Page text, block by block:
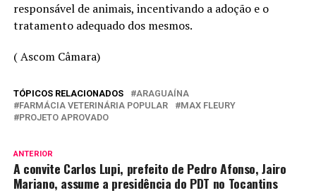
responsável de animais, incentivando a adoção e o
tratamento adequado dos mesmos.
( Ascom Câmara)
TÓPICOS RELACIONADOS
ARAGUAÍNA
FARMÁCIA VETERINÁRIA POPULAR
MAX FLEURY
PROJETO APROVADO
ANTERIOR
A convite Carlos Lupi, prefeito de Pedro Afonso, Jairo
Mariano, assume a presidência do PDT no Tocantins